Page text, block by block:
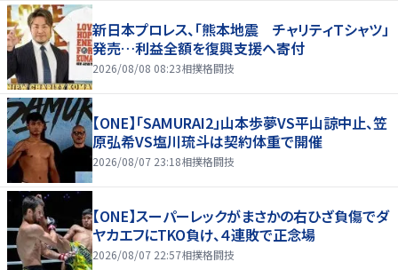
新日本プロレス、「熊本地震 チャリティＴシャツ」
発売…利益全額を復興支援へ寄付
2026/08/08 08:23相撲格闘技
【ONE】「SAMURAI2」山本歩夢VS平山諒中止、笠
原弘希VS塩川琉斗は契約体重で開催
2026/08/07 23:18相撲格闘技
【ONE】スーパーレックがまさかの右ひざ負傷でダ
ヤカエフにTKO負け、４連敗で正念場
2026/08/07 22:57相撲格闘技